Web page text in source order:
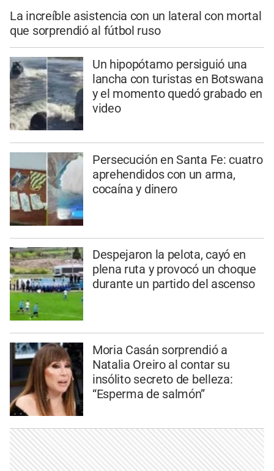
La increíble asistencia con un lateral con mortal
que sorprendió al fútbol ruso
Un hipopótamo persiguió una
lancha con turistas en Botswana
y el momento quedó grabado en
video
Persecución en Santa Fe: cuatro
aprehendidos con un arma,
cocaína y dinero
Despejaron la pelota, cayó en
plena ruta y provocó un choque
durante un partido del ascenso
Moria Casán sorprendió a
Natalia Oreiro al contar su
insólito secreto de belleza:
“Esperma de salmón”